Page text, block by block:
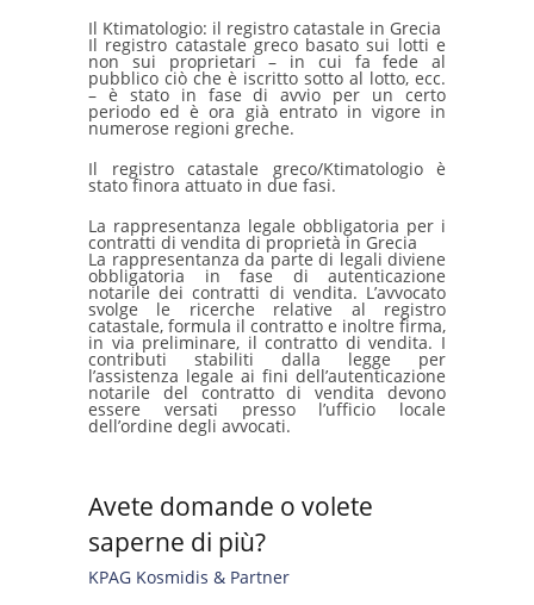
Il Ktimatologio: il registro catastale in Grecia
Il registro catastale greco basato sui lotti e
non sui proprietari – in cui fa fede al
pubblico ciò che è iscritto sotto al lotto, ecc.
– è stato in fase di avvio per un certo
periodo ed è ora già entrato in vigore in
numerose regioni greche.
Il registro catastale greco/Ktimatologio è
stato finora attuato in due fasi.
La rappresentanza legale obbligatoria per i
contratti di vendita di proprietà in Grecia
La rappresentanza da parte di legali diviene
obbligatoria in fase di autenticazione
notarile dei contratti di vendita. L’avvocato
svolge le ricerche relative al registro
catastale, formula il contratto e inoltre firma,
in via preliminare, il contratto di vendita. I
contributi stabiliti dalla legge per
l’assistenza legale ai fini dell’autenticazione
notarile del contratto di vendita devono
essere versati presso l’ufficio locale
dell’ordine degli avvocati.
Avete domande o volete
saperne di più?
KPAG Kosmidis & Partner